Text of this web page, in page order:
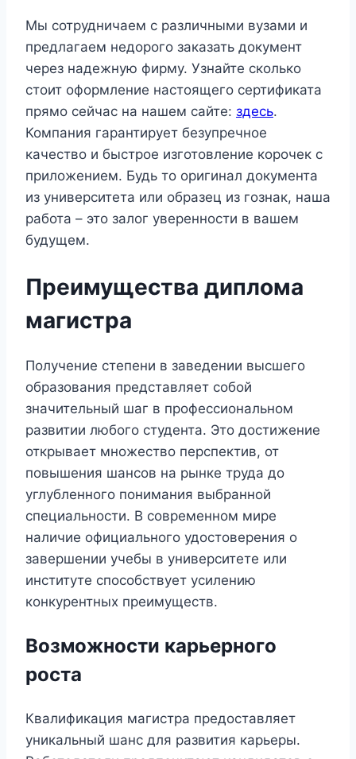
Мы сотрудничаем с различными вузами и
предлагаем недорого заказать документ
через надежную фирму. Узнайте сколько
стоит оформление настоящего сертификата
прямо сейчас на нашем сайте: здесь.
Компания гарантирует безупречное
качество и быстрое изготовление корочек с
приложением. Будь то оригинал документа
из университета или образец из гознак, наша
работа – это залог уверенности в вашем
будущем.
Преимущества диплома
магистра
Получение степени в заведении высшего
образования представляет собой
значительный шаг в профессиональном
развитии любого студента. Это достижение
открывает множество перспектив, от
повышения шансов на рынке труда до
углубленного понимания выбранной
специальности. В современном мире
наличие официального удостоверения о
завершении учебы в университете или
институте способствует усилению
конкурентных преимуществ.
Возможности карьерного
роста
Квалификация магистра предоставляет
уникальный шанс для развития карьеры.